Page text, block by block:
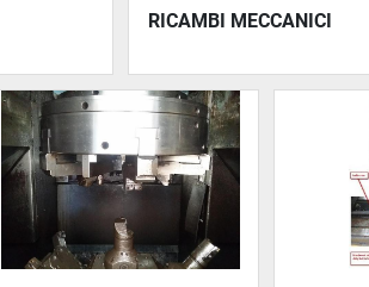
RICAMBI MECCANICI